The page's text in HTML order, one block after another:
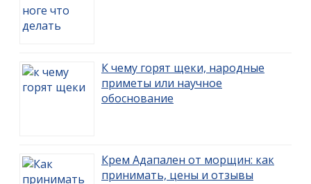
К чему горят щеки, народные
приметы или научное
обоснование
Крем Адапален от морщин: как
принимать, цены и отзывы